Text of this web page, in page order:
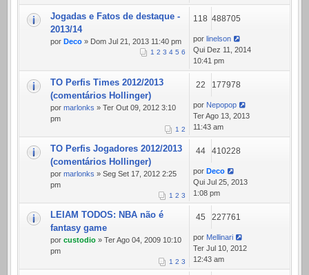
Jogadas e Fatos de destaque -
2013/14
por Deco » Dom Jul 21, 2013 11:40 pm
1 2 3 4 5 6
118 488705
por linelson
Qui Dez 11, 2014
10:41 pm
TO Perfis Times 2012/2013
(comentários Hollinger)
por marlonks » Ter Out 09, 2012 3:10
pm
1 2
22 177978
por Nepopop
Ter Ago 13, 2013
11:43 am
TO Perfis Jogadores 2012/2013
(comentários Hollinger)
por marlonks » Seg Set 17, 2012 2:25
pm
1 2 3
44 410228
por Deco
Qui Jul 25, 2013
1:08 pm
LEIAM TODOS: NBA não é
fantasy game
por custodio » Ter Ago 04, 2009 10:10
pm
1 2 3
45 227761
por Mellinari
Ter Jul 10, 2012
12:43 am